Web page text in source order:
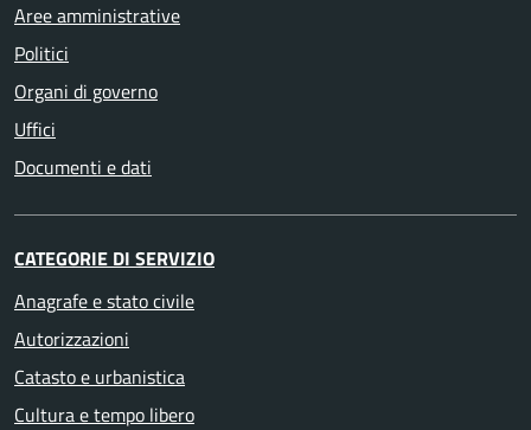
Aree amministrative
Politici
Organi di governo
Uffici
Documenti e dati
CATEGORIE DI SERVIZIO
Anagrafe e stato civile
Autorizzazioni
Catasto e urbanistica
Cultura e tempo libero